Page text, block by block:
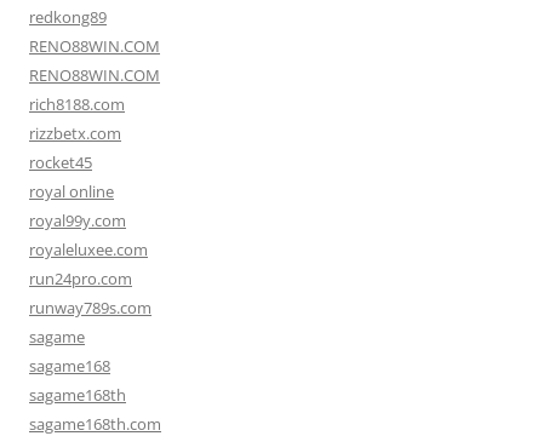
redkong89
RENO88WIN.COM
RENO88WIN.COM
rich8188.com
rizzbetx.com
rocket45
royal online
royal99y.com
royaleluxee.com
run24pro.com
runway789s.com
sagame
sagame168
sagame168th
sagame168th.com